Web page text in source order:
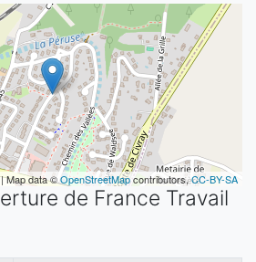
Map data ©OpenStreetMapcontributors,CC-BY-SA
de France Travail